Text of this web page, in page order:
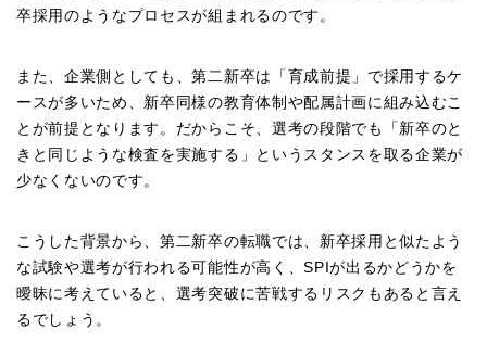
卒採用のようなプロセスが組まれるのです。
また、企業側としても、第二新卒は「育成前提」で採用するケ
ースが多いため、新卒同様の教育体制や配属計画に組み込むこ
とが前提となります。だからこそ、選考の段階でも「新卒のと
きと同じような検査を実施する」というスタンスを取る企業が
少なくないのです。
こうした背景から、第二新卒の転職では、新卒採用と似たよう
な試験や選考が行われる可能性が高く、SPIが出るかどうかを
曖昧に考えていると、選考突破に苦戦するリスクもあると言え
るでしょう。